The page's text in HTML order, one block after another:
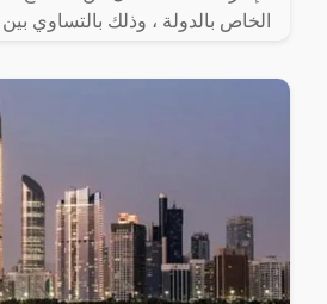
الخاص بالدولة ، وذلك بالتساوي